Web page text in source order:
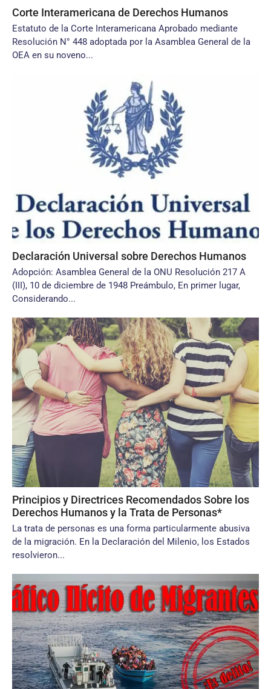
Corte Interamericana de Derechos Humanos
Estatuto de la Corte Interamericana Aprobado mediante
Resolución N° 448 adoptada por la Asamblea General de la
OEA en su noveno...
Declaración Universal sobre Derechos Humanos
Adopción: Asamblea General de la ONU Resolución 217 A
(III), 10 de diciembre de 1948 Preámbulo, En primer lugar,
Considerando...
Principios y Directrices Recomendados Sobre los
Derechos Humanos y la Trata de Personas*
La trata de personas es una forma particularmente abusiva
de la migración. En la Declaración del Milenio, los Estados
resolvieron...